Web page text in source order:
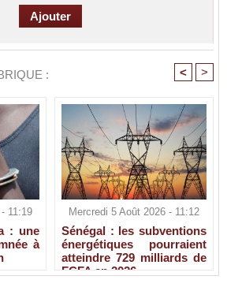
: < >
11:19
: une
à
Mercredi 5 Août 2026 - 11:12
Sénégal : les subventions
énergétiques pourraient
atteindre 729 milliards de
FCFA en 2026